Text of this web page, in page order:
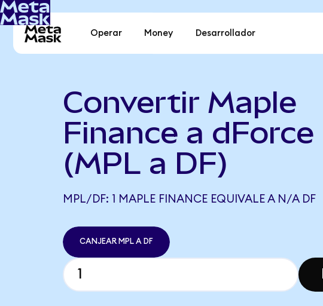
Operar Money Desarrollador
Convertir Maple
Finance a dForce
(MPL a DF)
MPL/DF: 1 MAPLE FINANCE EQUIVALE A N/A DF
CANJEAR MPL A DF